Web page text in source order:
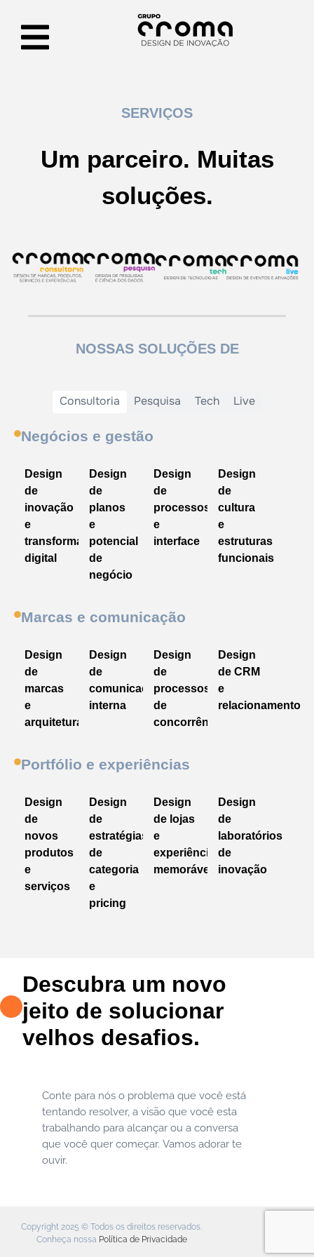
SERVIÇOS
Um parceiro. Muitas
soluções.
NOSSAS SOLUÇÕES DE
Consultoria Pesquisa Tech Live
Negócios e gestão
Design
de
inovação
e
transformação
digital
Design
de
planos
e
potencial
de
negócio
Design
de
processos
e
interface
Design
de
cultura
e
estruturas
funcionais
Marcas e comunicação​
Design
de
marcas
e
arquitetura
Design
de
comunicação
interna
Design
de
processos
de
concorrências
Design
de CRM
e
relacionamento
Portfólio e experiências
Design
de
novos
produtos
e
serviços
Design
de
estratégias
de
categoria
e
pricing
Design
de lojas
e
experiências
memoráveis
Design
de
laboratórios
de
inovação
Descubra um novo
jeito de solucionar
velhos desafios.
Conte para nós o problema que você está
tentando resolver, a visão que você esta
trabalhando para alcançar ou a conversa
que você quer começar. Vamos adorar te
ouvir.
Copyright 2025 © Todos os direitos reservados.
Conheça nossa Política de Privacidade